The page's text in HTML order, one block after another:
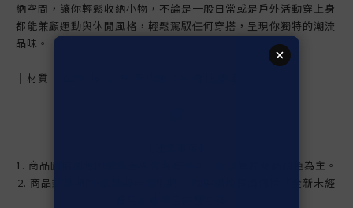
納空間，讓你輕鬆收納小物， 不論是一般日常或是戶外活動穿上身
都能兼顧運動與休閒風格，輕鬆駕馭任何穿搭，呈現你獨特的潮流
品味。
｜材質：
1. 商品圖檔顏色因螢幕差異會略有不同，請以實際商品顏色為主。
2. 商品鑑賞期內(鑑賞期非試用期)，如需退換貨請保持『全新未經